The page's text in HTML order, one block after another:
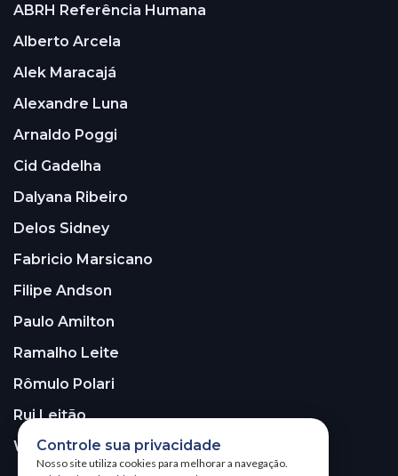
ABRH Referência Humana
Alberto Arcela
Alek Maracajá
Alexandre Luna
Arnaldo Poggi
Cid Gadelha
Dalyana Ribeiro
Delos Sidney
Fabricio Marsicano
Filipe Andson
Paulo Amilton
Ramalho Leite
Rômulo Polari
Rui Leitão
Walter Santos
Controle sua privacidade
Nosso site utiliza cookies para melhorar a navegação.